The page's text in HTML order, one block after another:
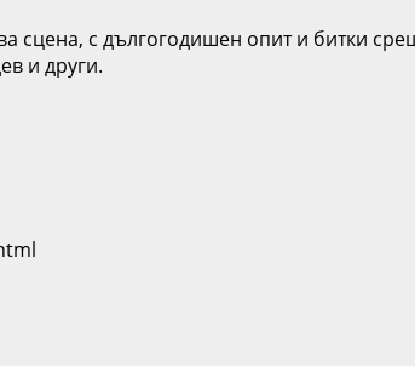
с дългогодишен опит и битки
и други.